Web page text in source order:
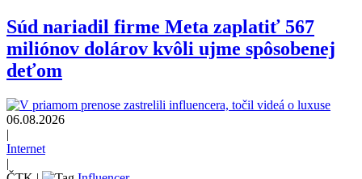
Súd nariadil firme Meta zaplatiť 567
miliónov dolárov kvôli ujme spôsobenej
deťom
06.08.2026
|
Internet
|